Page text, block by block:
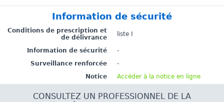
Information de sécurité
Conditions de prescription et
de délivrance
liste I
Information de sécurité
-
Surveillance renforcée
-
Notice
Accéder à la notice en ligne
CONSULTEZ UN PROFESSIONNEL DE LA